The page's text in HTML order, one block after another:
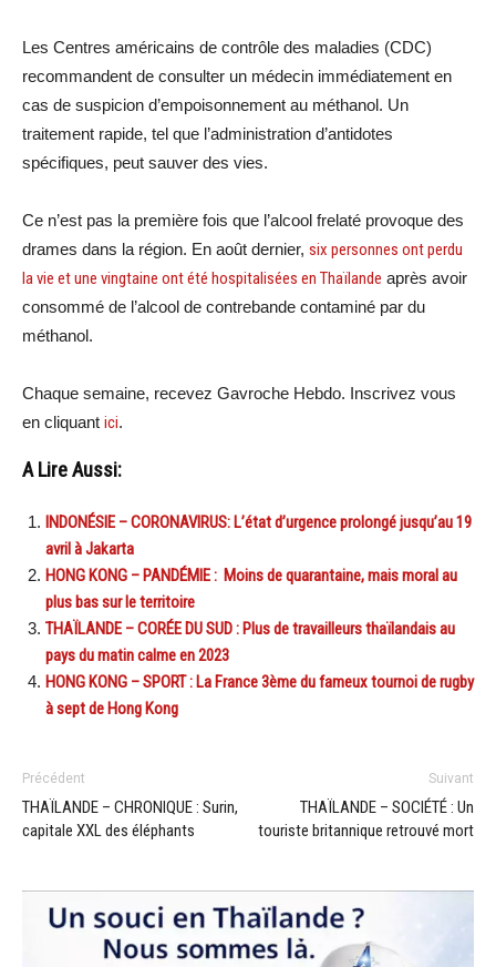
Les Centres américains de contrôle des maladies (CDC)
recommandent de consulter un médecin immédiatement en
cas de suspicion d’empoisonnement au méthanol. Un
traitement rapide, tel que l’administration d’antidotes
spécifiques, peut sauver des vies.
Ce n’est pas la première fois que l’alcool frelaté provoque des
drames dans la région. En août dernier, six personnes ont perdu
la vie et une vingtaine ont été hospitalisées en Thaïlande après avoir
consommé de l’alcool de contrebande contaminé par du
méthanol.
Chaque semaine, recevez Gavroche Hebdo. Inscrivez vous
en cliquant ici.
A Lire Aussi:
INDONÉSIE – CORONAVIRUS: L’état d’urgence prolongé jusqu’au 19
avril à Jakarta
HONG KONG – PANDÉMIE : Moins de quarantaine, mais moral au
plus bas sur le territoire
THAÏLANDE – CORÉE DU SUD : Plus de travailleurs thaïlandais au
pays du matin calme en 2023
HONG KONG – SPORT : La France 3ème du fameux tournoi de rugby
à sept de Hong Kong
Précédent
THAÏLANDE – CHRONIQUE : Surin,
capitale XXL des éléphants
Suivant
THAÏLANDE – SOCIÉTÉ : Un
touriste britannique retrouvé mort